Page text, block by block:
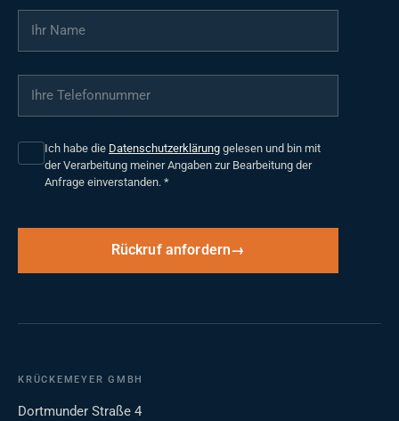
Ihr Name
Ihre Telefonnummer
Ich habe die Datenschutzerklärung gelesen und bin mit
der Verarbeitung meiner Angaben zur Bearbeitung der
Anfrage einverstanden. *
Rückruf anfordern
KRÜCKEMEYER GMBH
Dortmunder Straße 4